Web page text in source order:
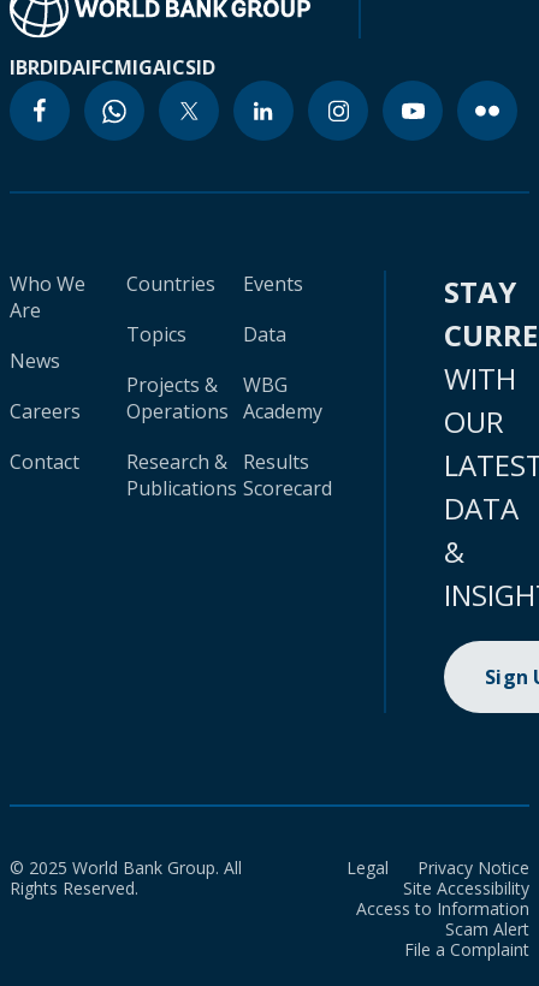
IBRDIDAIFCMIGAICSID
Who We
Are
News
Careers
Contact
Countries
Topics
Projects &
Operations
Research &
Publications
Events
Data
WBG
Academy
Results
Scorecard
STAY
WITH
OUR
DATA
&
Sign
© 2025 World Bank Group. All
Rights Reserved.
Legal
Privacy Notice
Site Accessibility
Access to Information
Scam Alert
File a Complaint